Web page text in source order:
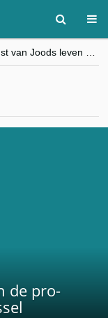
“Besnijdenisdebat toont hoe moeilijk seculiere Westen minderheden begrijpt”, Jinnih Beels (Vooruit)
de pro-